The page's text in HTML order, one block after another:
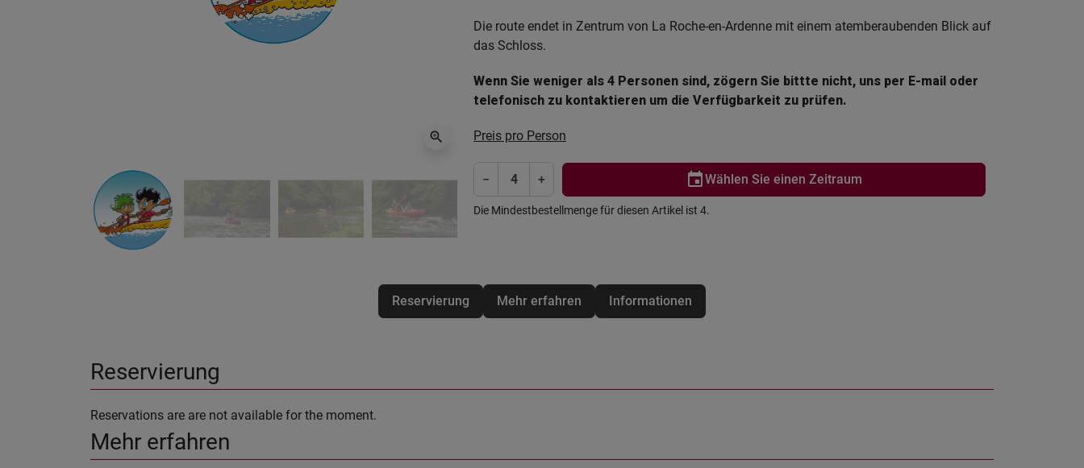
zoom_in
Die route endet in Zentrum von La Roche-en-Ardenne mit einem atemberaubenden Blick auf
das Schloss.
Wenn Sie weniger als 4 Personen sind, zögern Sie bittte nicht, uns per E-mail oder
telefonisch zu kontaktieren um die Verfügbarkeit zu prüfen.
Preis pro Person
− + eventWählen Sie einen Zeitraum
Die Mindestbestellmenge für diesen Artikel ist 4.
Mehr erfahren Informationen
Reservierung
Mehr erfahren
Reservierung
Reservations are are not available for the moment.